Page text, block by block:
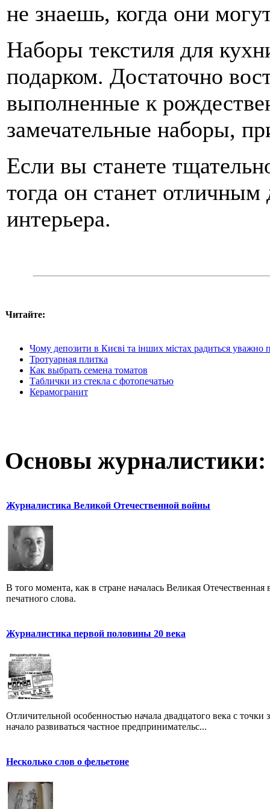
не знаешь, когда они
Наборы текстиля для
подарком. Достаточно
выполненные к
замечательные наборы,
Если вы станете
тогда он станет
интерьера.
Читайте:
Чому депозити в Києві та інших містах радиться уважно
Тротуарная плитка
Как выбрать семена томатов
Таблички из стекла с фотопечатью
Керамогранит
Основы журналистики:
Журналистика Великой Отечественной войны
В того момента, как в стране началась Великая
печатного слова.
Журналистика первой половины 20 века
Отличительной особенностью начала двадцатого века с
начало развиваться частное предпринимательс...
Несколько слов о фельетоне